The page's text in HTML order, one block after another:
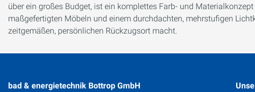
über ein großes Budget, ist ein komplettes Farb- und
maßgefertigten Möbeln und einem durchdachten, mehrstufigen
zeitgemäßen, persönlichen Rückzugsort macht.
bad & energietechnik Bottrop GmbH